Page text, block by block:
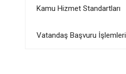
Kamu Hizmet Standartları
Vatandaş Başvuru İşlemleri